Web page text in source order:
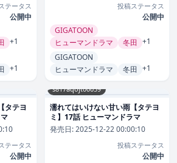
テータス
公開中
+1
+1
投稿ステータス
公開中
GIGATOON
ヒューマンドラマ
冬田 +1
GIGATOON
ヒューマンドラマ
冬田 +1
タテヨ
テータス
公開中
s817aqojt00059
濡れてはいけない甘い雨【タテヨ
ミ】17話 ヒューマンドラマ
発売日:2025-12-22 00:00:10
投稿ステータス
公開中